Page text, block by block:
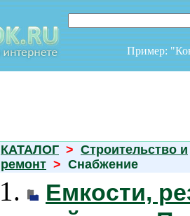
Пример:
КАТАЛОГ > Строительство и
ремонт > Снабжение
1.
Емкости,